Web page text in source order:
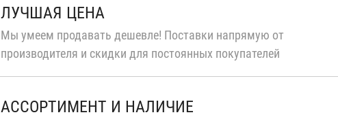
ЛУЧШАЯ ЦЕНА
Мы умеем продавать дешевле! Поставки напрямую от
производителя и скидки для постоянных покупателей
АССОРТИМЕНТ И НАЛИЧИЕ